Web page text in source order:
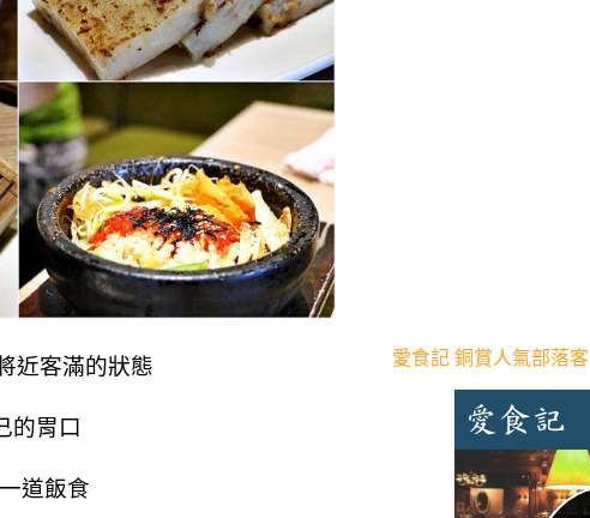
近客滿的狀態
的胃口
道飯食
愛食記 銅賞人氣部落客